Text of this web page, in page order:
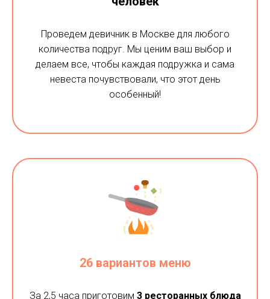
Проведем девичник в Москве для любого
количества подруг. Мы ценим ваш выбор и
делаем все, чтобы каждая подружка и сама
невеста почувствовали, что этот день
особенный!
26 вариантов меню
За 2,5 часа приготовим 3 ресторанных блюда